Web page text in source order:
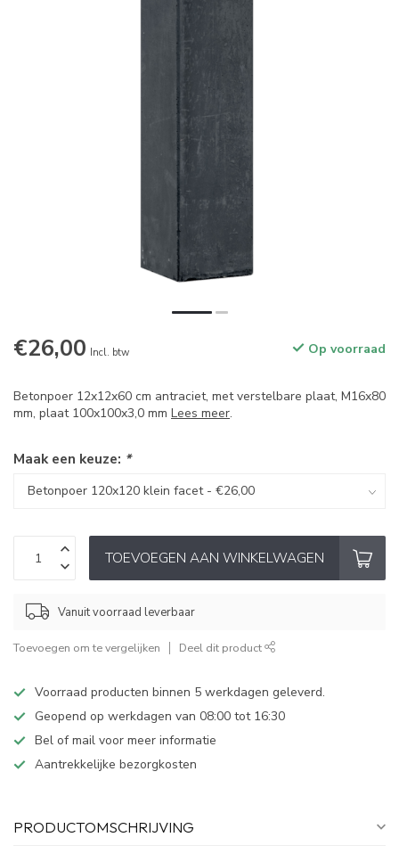
€26,00 Incl. btw Op voorraad
Betonpoer 12x12x60 cm antraciet, met verstelbare plaat, M16x80
mm, plaat 100x100x3,0 mm Lees meer.
Maak een keuze: *
TOEVOEGEN AAN WINKELWAGEN
Vanuit voorraad leverbaar
Toevoegen om te vergelijken Deel dit product
Voorraad producten binnen 5 werkdagen geleverd.
Geopend op werkdagen van 08:00 tot 16:30
Bel of mail voor meer informatie
Aantrekkelijke bezorgkosten
PRODUCTOMSCHRIJVING